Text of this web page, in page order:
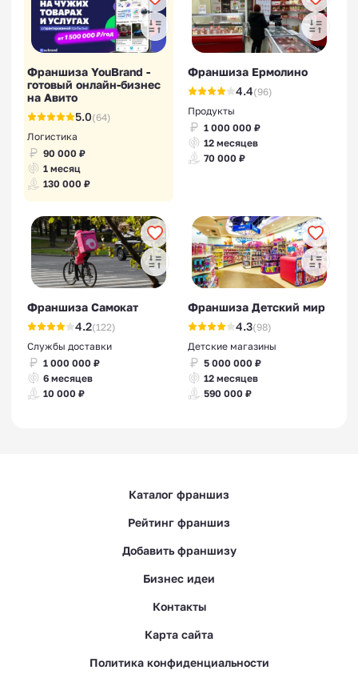
Франшиза YouBrand -
готовый онлайн-бизнес
на Авито
5.0(64)
Логистика
90 000 ₽
1 месяц
130 000 ₽
Франшиза Ермолино
4.4(96)
Продукты
1 000 000 ₽
12 месяцев
70 000 ₽
Франшиза Самокат
4.2(122)
Службы доставки
1 000 000 ₽
6 месяцев
10 000 ₽
Франшиза Детский мир
4.3(98)
Детские магазины
5 000 000 ₽
12 месяцев
590 000 ₽
Каталог франшиз
Рейтинг франшиз
Добавить франшизу
Бизнес идеи
Контакты
Карта сайта
Политика конфиденциальности